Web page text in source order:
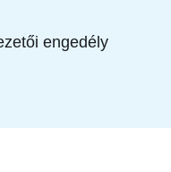
engedély